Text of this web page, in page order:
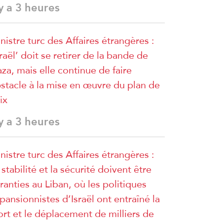
a 3 heures
turc des Affaires étrangères :
doit se retirer de la bande de
mais elle continue de faire
à la mise en œuvre du plan de
a 3 heures
turc des Affaires étrangères :
et la sécurité doivent être
au Liban, où les politiques
d’Israël ont entraîné la
et le déplacement de milliers de